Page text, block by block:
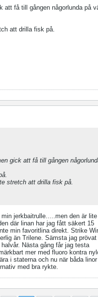
att få till gången någorlunda på
att drilla fisk på.
gick att få till gången
stretch att drilla fisk på.
jerkbaitrulle.....men den är lite
där linan har jag fått säkert 15
min favoritlina direkt. Strike
än Trilene. Sämsta jag prövat
Nästa gång får jag testa
mer med fluoro kontra
i staterna och nu när båda
med bra rykte.